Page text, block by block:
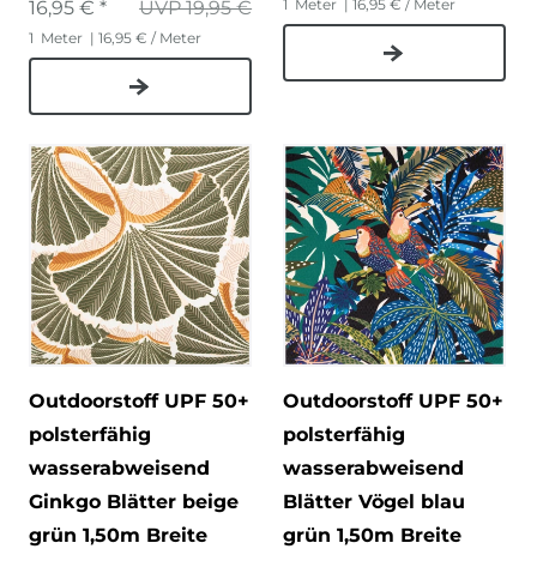
UVP 19,95 €
16,95 € *
1 Meter | 16,95 € / Meter
1 Meter | 16,95 € / Meter
Outdoorstoff UPF 50+
polsterfähig
wasserabweisend
Ginkgo Blätter beige
grün 1,50m Breite
Outdoorstoff UPF 50+
polsterfähig
wasserabweisend
Blätter Vögel blau
grün 1,50m Breite